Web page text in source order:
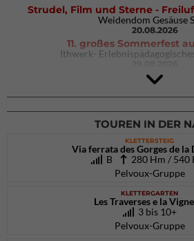
Strudel, Film und Sterne -
Weidendom Gesäuse
20.08.2026
11. großes Sommerfest
Ithwerk-
4Blocs KIDS 2026
DAV Kletter- & Boulderzentrum
26.09.2026
TOUREN IN DER
KLETTERSTEIG
Via ferrata des Gorges de la
B
280 Hm / 540
Pelvoux-Gruppe
KLETTERGARTEN
Les Traverses e la
3 bis 10+
Pelvoux-Gruppe